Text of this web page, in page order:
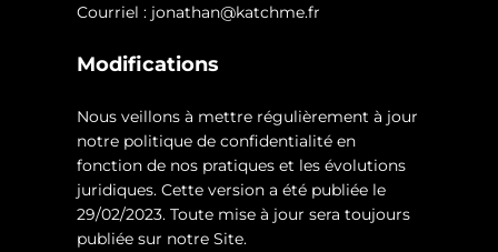
Courriel : jonathan@katchme.fr
Modifications
Nous veillons à mettre régulièrement à jour
notre politique de confidentialité en
fonction de nos pratiques et les évolutions
juridiques. Cette version a été publiée le
29/02/2023. Toute mise à jour sera toujours
publiée sur notre Site.